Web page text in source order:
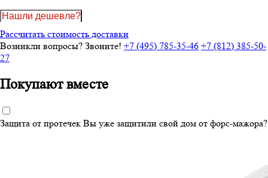
Нашли дешевле?
Рассчитать стоимость доставки
Возникли вопросы? Звоните! +7 (495) 785-35-46 +7 (812) 385-50-
27
Покупают вместе
Защита от протечек Вы уже защитили свой дом от форс-мажора?